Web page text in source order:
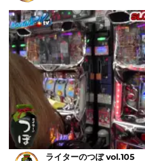
ライターのつぼ vol.105